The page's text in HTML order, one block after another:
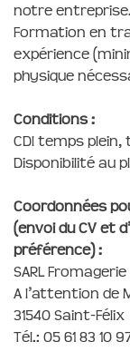
notre entreprise.
Formation en
expérience
physique
Conditions :
CDI temps
Disponibilité au
Coordonnées
(envoi du CV et
préférence) :
SARL
A l’attention de
31540 Saint-Félix
Tél.: 05 61 83 10